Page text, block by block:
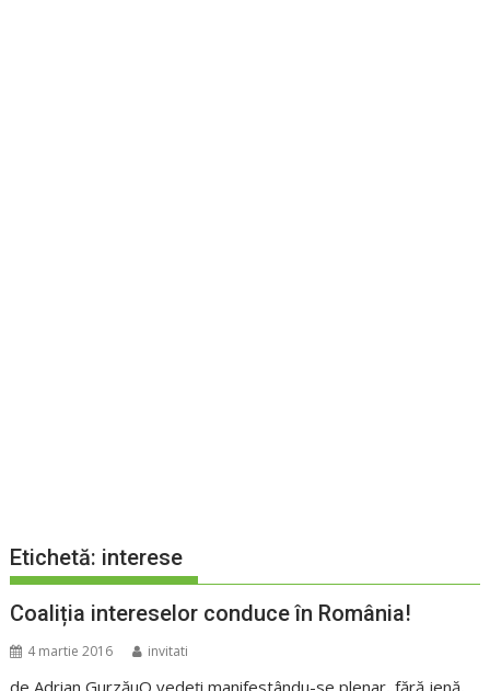
Etichetă: interese
Coaliția intereselor conduce în România!
4 martie 2016 invitati